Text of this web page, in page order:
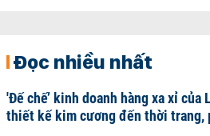
Đọc nhiều nhất
'Đế chế’ kinh doanh hàng xa xỉ của
thiết kế kim cương đến thời trang,